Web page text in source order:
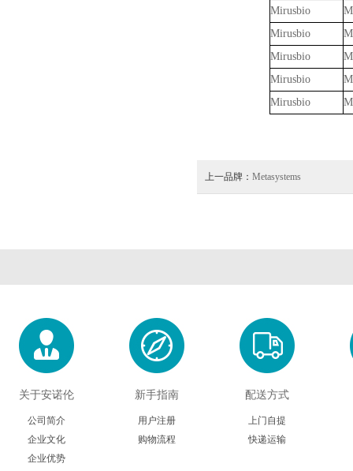
Mirusbio
Mirusbio
Mirusbio
Mirusbio
Mirusbio
上一品牌： Metasystems
关于安诺伦
公司简介
企业文化
企业优势
新手指南
用户注册
购物流程
配送方式
上门自提
快递运输